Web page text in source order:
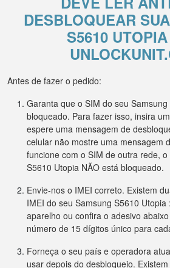
DESBLOQUEAR
S5610
Antes de fazer o pedido:
Garanta que o SIM do seu
bloqueado. Para fazer isso, insira
espere uma mensagem de
celular não mostre uma mensagem
funcione com o SIM de outra rede,
S5610 Utopia NÃO está bloqueado.
Envie-nos o IMEI correto. Existem
IMEI do seu Samsung S5610 Utopia
aparelho ou confira o adesivo
número de 15 dígitos único para
Forneça o seu país e operadora
usar depois do desbloqueio.